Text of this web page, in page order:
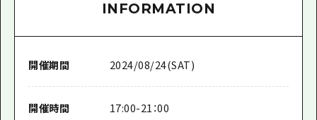
INFORMATION
開催期間 2024/08/24(SAT)
開催時間 17:00-21：00